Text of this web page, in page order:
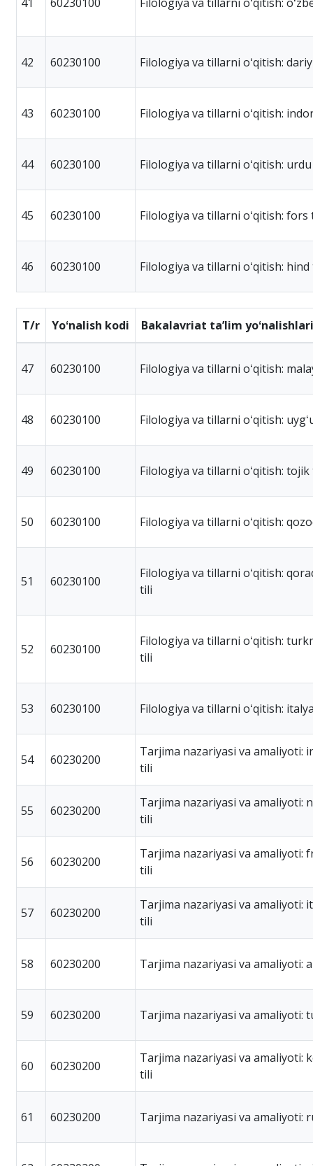
42 60230100 Filologiya va tillarni oʻqitish:
43 60230100 Filologiya va tillarni oʻqitish:
44 60230100 Filologiya va tillarni oʻqitish:
45 60230100 Filologiya va tillarni oʻqitish: fors
46 60230100 Filologiya va tillarni oʻqitish:
T/r Yoʻnalish kodi Bakalavriat taʼlim
47 60230100 Filologiya va tillarni oʻqitish:
48 60230100 Filologiya va tillarni oʻqitish:
49 60230100 Filologiya va tillarni oʻqitish:
50 60230100 Filologiya va tillarni oʻqitish:
51 60230100
Filologiya va tillarni oʻqitish:
tili
52 60230100
Filologiya va tillarni oʻqitish:
tili
53 60230100 Filologiya va tillarni oʻqitish:
54 60230200
Tarjima nazariyasi va amaliyoti:
tili
55 60230200
Tarjima nazariyasi va amaliyoti:
tili
56 60230200
Tarjima nazariyasi va amaliyoti:
tili
57 60230200
Tarjima nazariyasi va amaliyoti:
tili
58 60230200 Tarjima nazariyasi va amaliyoti:
59 60230200 Tarjima nazariyasi va amaliyoti:
60 60230200
Tarjima nazariyasi va amaliyoti:
tili
61 60230200 Tarjima nazariyasi va amaliyoti: